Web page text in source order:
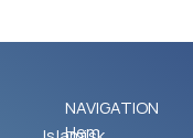
NAVIGATION
Hem